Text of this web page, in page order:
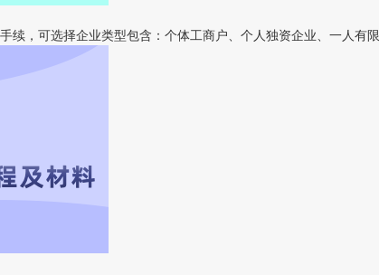
续，可选择企业类型包含：个体工商户、个人独资企业、一人有